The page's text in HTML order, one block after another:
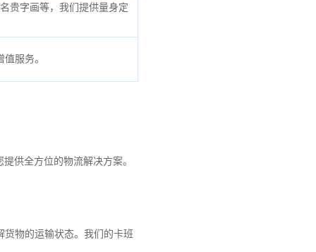
贵字画等，我们提供量身定
服务。
供全方位的物流解决方案。
货物的运输状态。我们的卡班